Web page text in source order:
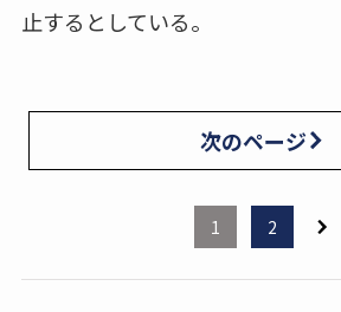
止するとしている。
次のページ
1 2